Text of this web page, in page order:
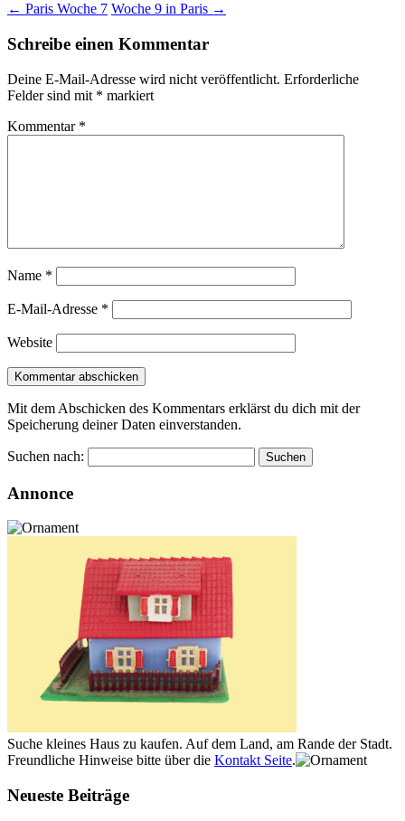
← Paris Woche 7 Woche 9 in Paris →
Schreibe einen Kommentar
Deine E-Mail-Adresse wird nicht veröffentlicht. Erforderliche
Felder sind mit * markiert
Kommentar *
Name *
E-Mail-Adresse *
Website
Mit dem Abschicken des Kommentars erklärst du dich mit der
Speicherung deiner Daten einverstanden.
Suchen nach:
Annonce
Suche kleines Haus zu kaufen. Auf dem Land, am Rande der Stadt.
Freundliche Hinweise bitte über die Kontakt Seite.
Neueste Beiträge